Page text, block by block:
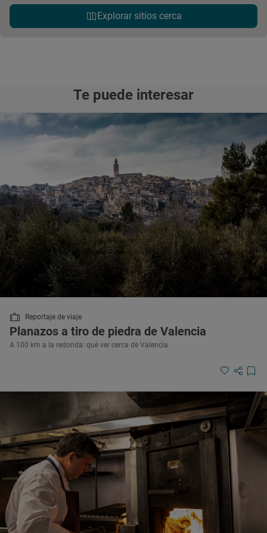
Explorar sitios cerca
Te puede interesar
Reportaje de viaje
Planazos a tiro de piedra de Valencia
A 100 km a la redonda: qué ver cerca de Valencia